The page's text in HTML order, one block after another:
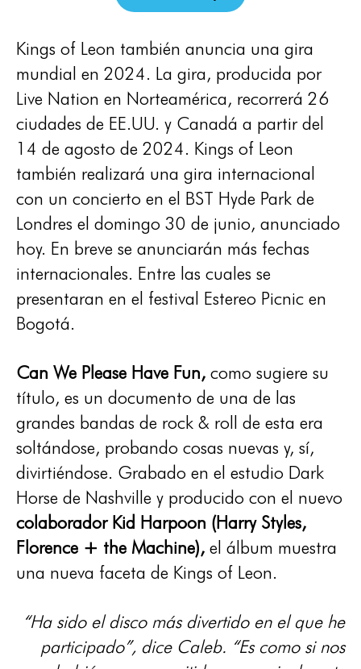
Kings of Leon también anuncia una gira
mundial en 2024. La gira, producida por
Live Nation en Norteamérica, recorrerá 26
ciudades de EE.UU. y Canadá a partir del
14 de agosto de 2024. Kings of Leon
también realizará una gira internacional
con un concierto en el BST Hyde Park de
Londres el domingo 30 de junio, anunciado
hoy. En breve se anunciarán más fechas
internacionales. Entre las cuales se
presentaran en el festival Estereo Picnic en
Bogotá.
Can We Please Have Fun, como sugiere su
título, es un documento de una de las
grandes bandas de rock & roll de esta era
soltándose, probando cosas nuevas y, sí,
divirtiéndose. Grabado en el estudio Dark
Horse de Nashville y producido con el nuevo
colaborador Kid Harpoon (Harry Styles,
Florence + the Machine), el álbum muestra
una nueva faceta de Kings of Leon.
“Ha sido el disco más divertido en el que he
participado”, dice Caleb. “Es como si nos